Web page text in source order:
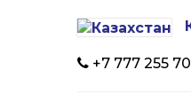
+7 777 255